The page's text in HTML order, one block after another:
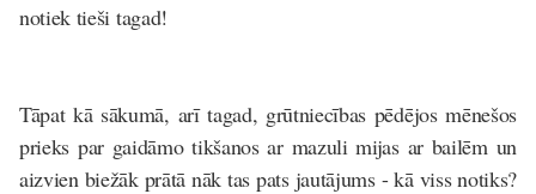
notiek tieši tagad!
Tāpat kā sākumā, arī tagad, grūtniecības pēdējos mēnešos
prieks par gaidāmo tikšanos ar mazuli mijas ar bailēm un
aizvien biežāk prātā nāk tas pats jautājums - kā viss notiks?